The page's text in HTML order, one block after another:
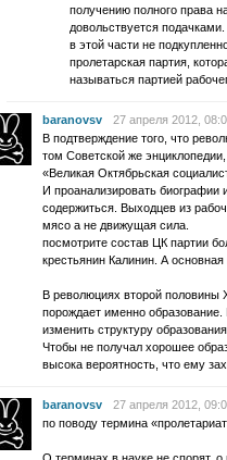
получению полного права
довольствуется
в этой части не
пролетарская партия,
называться партией
baranovsv
27 апреля 2012,
В подтверждение того, что
том Советской же
«Великая Октябрьская
И проанализировать
содержиться. Выходцев из
мясо а не движущая сила.
посмотрите состав ЦК партии
крестьянин Калинин. А
В революциях второй половины
порождает именно
изменить структуру
Чтобы не получал хорошее
высока вероятность, что ему
baranovsv 27 апреля 2012,
по поводу термина